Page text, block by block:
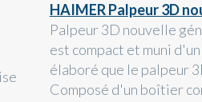
HAIMER Palpeur 3D
Palpeur 3D nouvelle
est compact et muni
élaboré que le palpeur
Composé d'un boîtier